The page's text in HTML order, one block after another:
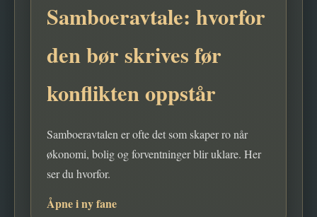
Samboeravtale: hvorfor
den bør skrives før
konflikten oppstår
Samboeravtalen er ofte det som skaper ro når
økonomi, bolig og forventninger blir uklare. Her
ser du hvorfor.
Åpne i ny fane